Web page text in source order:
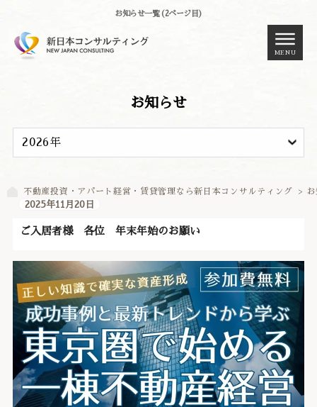
お知らせ一覧 (2ページ目)
MENU
お知らせ
不動産投資・アパート経営・賃貸管理なら新日本コンサルティング >
ご入居者様 各位 年末年始のお願い
2025年11月20日